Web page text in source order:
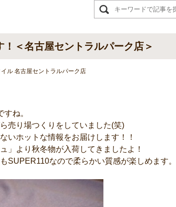
！＜名古屋セントラルパーク店＞
ル 名古屋セントラルパーク店
ね。
売り場つくりをしていました(笑)
いホットな情報をお届けします！！
」より秋冬物が入荷してきましたよ！
SUPER110なので柔らかい質感が楽しめます。